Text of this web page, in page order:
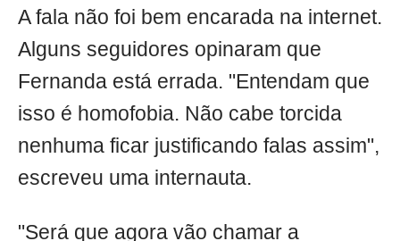
A fala não foi bem encarada na internet.
Alguns seguidores opinaram que
Fernanda está errada. "Entendam que
isso é homofobia. Não cabe torcida
nenhuma ficar justificando falas assim",
escreveu uma internauta.
"Será que agora vão chamar a